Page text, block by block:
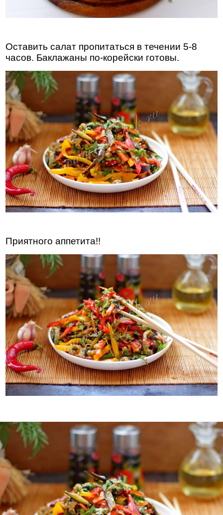
Оставить салат пропитаться в течении 5-8
часов. Баклажаны по-корейски готовы.
Приятного аппетита!!